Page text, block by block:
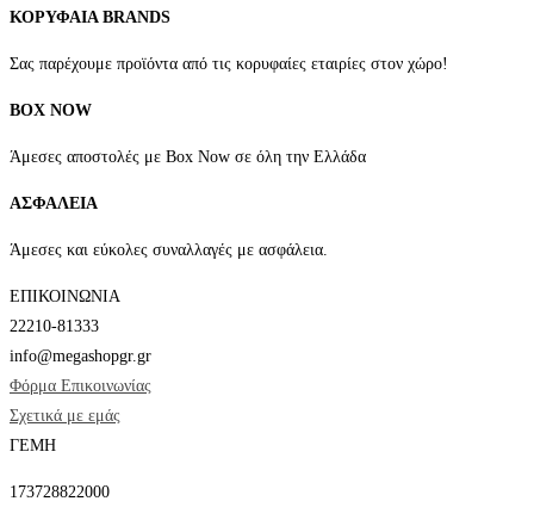
ΚΟΡΥΦΑΙΑ BRANDS
Σας παρέχουμε προϊόντα από τις κορυφαίες εταιρίες στον χώρο!
BOX NOW
Άμεσες αποστολές με Box Now σε όλη την Ελλάδα
ΑΣΦΑΛΕΙΑ
Άμεσες και εύκολες συναλλαγές με ασφάλεια.
ΕΠΙΚΟΙΝΩΝΙΑ
22210-81333
info@megashopgr.gr
Φόρμα Επικοινωνίας
Σχετικά με εμάς
ΓΕΜΗ
173728822000